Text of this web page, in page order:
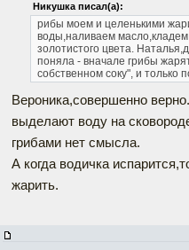
Никушка писал(а):
рибы моем и целенькими
воды,наливаем
золотистого цвета.
поняла - вначале грибы
собственном соку", и только
Вероника,совершенно
выделают воду на
грибами нет смысла.
А когда водичка
жарить.